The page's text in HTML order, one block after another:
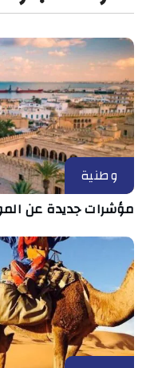
وطنية
مؤشرات جديدة عن